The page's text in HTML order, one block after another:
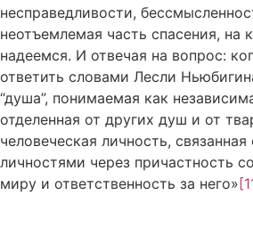
несправедливости,
неотъемлемая часть спасения, на
надеемся. И отвечая на вопрос:
ответить словами Лесли
“душа”, понимаемая как
отделенная от других душ и от
человеческая личность,
личностями через причастность
миру и ответственность за него»